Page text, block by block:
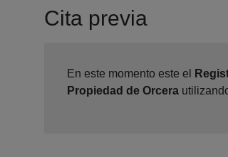
Cita previa
En este momento este el
Propiedad de Orcera